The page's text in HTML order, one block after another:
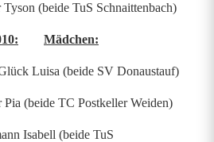
(beide TuS Schnaittenbach)
Mädchen:
Luisa (beide SV Donaustauf)
(beide TC Postkeller Weiden)
Isabell (beide TuS